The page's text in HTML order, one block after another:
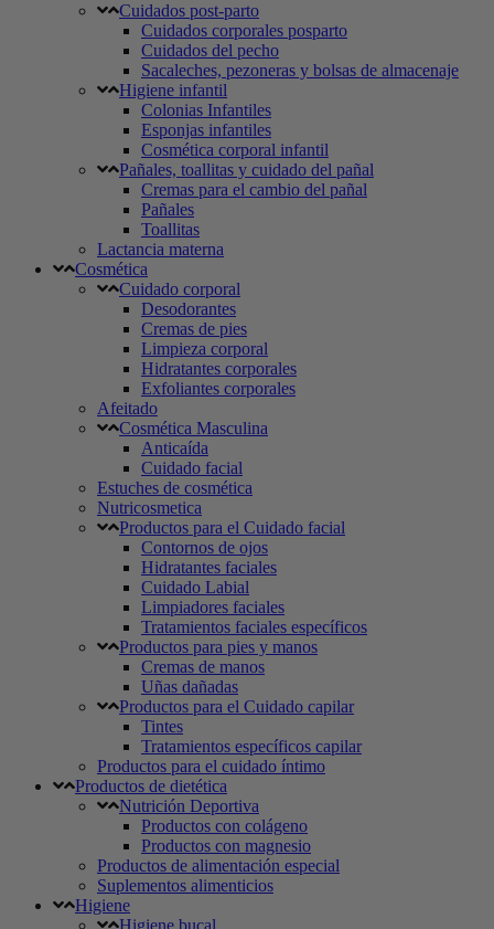
Cuidados post-parto
Cuidados corporales posparto
Cuidados del pecho
Sacaleches, pezoneras y bolsas de almacenaje
Higiene infantil
Colonias Infantiles
Esponjas infantiles
Cosmética corporal infantil
Pañales, toallitas y cuidado del pañal
Cremas para el cambio del pañal
Pañales
Toallitas
Lactancia materna
Cosmética
Cuidado corporal
Desodorantes
Cremas de pies
Limpieza corporal
Hidratantes corporales
Exfoliantes corporales
Afeitado
Cosmética Masculina
Anticaída
Cuidado facial
Estuches de cosmética
Nutricosmetica
Productos para el Cuidado facial
Contornos de ojos
Hidratantes faciales
Cuidado Labial
Limpiadores faciales
Tratamientos faciales específicos
Productos para pies y manos
Cremas de manos
Uñas dañadas
Productos para el Cuidado capilar
Tintes
Tratamientos específicos capilar
Productos para el cuidado íntimo
Productos de dietética
Nutrición Deportiva
Productos con colágeno
Productos con magnesio
Productos de alimentación especial
Suplementos alimenticios
Higiene